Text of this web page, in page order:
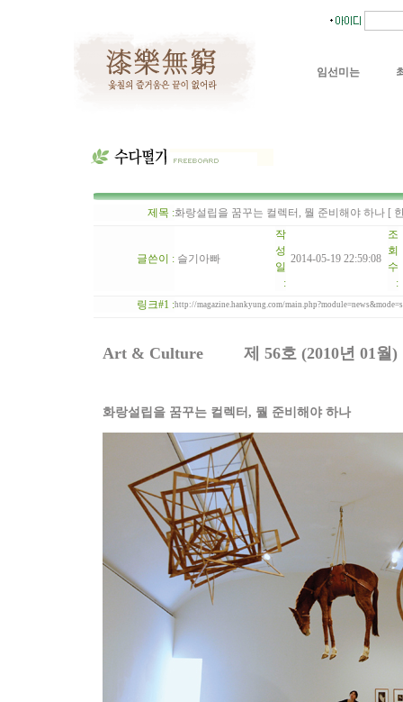
임선미는
제목 :화랑설립을 꿈꾸는 컬렉터, 뭘 준비해야 하나 [
글쓴이 : 슬기아빠
작
성
일
:
2014-05-19 22:59:08
조
회
수
:
링크#1 :http://magazine.hankyung.com/
Art & Culture 제 56호 (2010년 01월)
화랑설립을 꿈꾸는 컬렉터, 뭘 준비해야 하나